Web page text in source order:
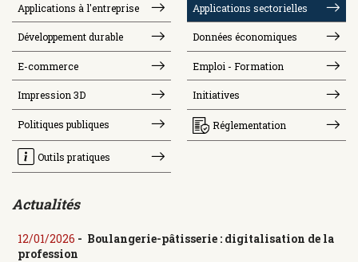
Applications à l'entreprise Applications sectorielles
Développement durable Données économiques
E-commerce Emploi - Formation
Impression 3D Initiatives
Politiques publiques Réglementation
Outils pratiques
Actualités
12/01/2026 - Boulangerie-pâtisserie : digitalisation de la
profession